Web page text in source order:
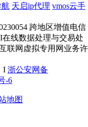
天启ip代理 vmos云手
跨地区增值电信
在线数据处理与交易处
联网虚拟专用网业务许
I 浙公安网备
-6
地图